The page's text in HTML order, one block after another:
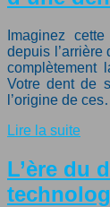
Imaginez
depuis l’arrière
complètement
Votre dent de
l’origine de
Lire la suite
L’ère du